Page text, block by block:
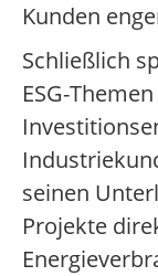
Kunden
Schließlich
ESG-
seinen
Projekte